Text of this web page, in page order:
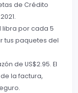
de Crédito
libra por cada 5
tus paquetes del
de US$2.95. El
la factura,